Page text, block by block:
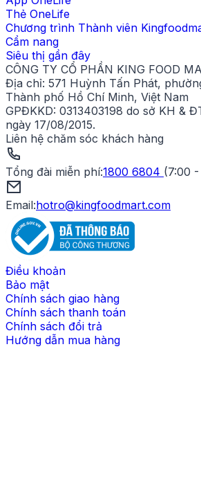
Thẻ OneLife
Chương trình Thành viên
Cẩm nang
Siêu thị gần đây
CÔNG TY CỔ PHẦN KING FOOD
Địa chỉ: 571 Huỳnh Tấn Phát,
Thành phố Hồ Chí Minh, Việt Nam
GPĐKKD: 0313403198 do sở KH &
ngày 17/08/2015.
Liên hệ chăm sóc khách hàng
Tổng đài miễn phí:1800 6804 (7:00
Email:hotro@kingfoodmart.com
Điều khoản
Bảo mật
Chính sách giao hàng
Chính sách thanh toán
Chính sách đổi trả
Hướng dẫn mua hàng